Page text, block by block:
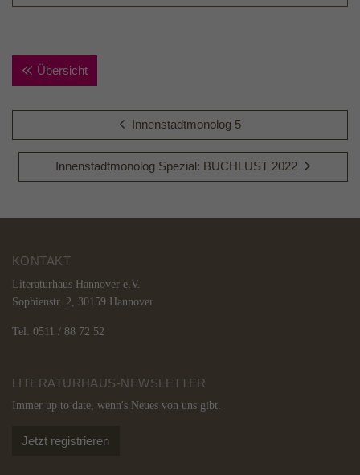
Übersicht
Innenstadtmonolog 5
Innenstadtmonolog Spezial: BUCHLUST 2022
KONTAKT
Literaturhaus Hannover e.V.
Sophienstr. 2, 30159 Hannover
Tel. 0511 / 88 72 52
LITERATURHAUS-NEWSLETTER
Immer up to date, wenn's Neues von uns gibt.
Jetzt registrieren